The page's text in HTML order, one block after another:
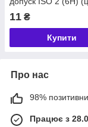
11 ₴
Купити
Про нас
98%
Працює з